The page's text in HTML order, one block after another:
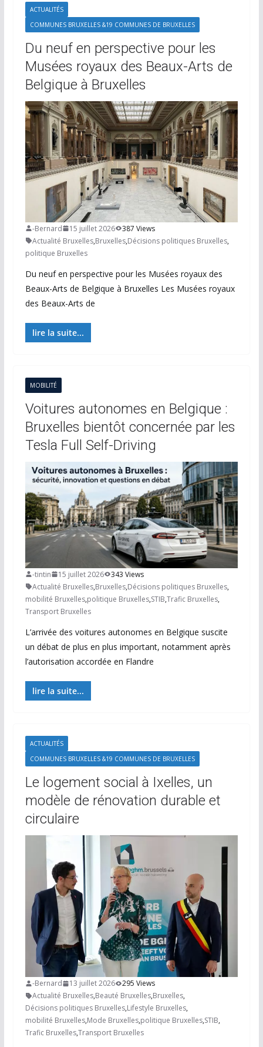
ACTUALITÉS
COMMUNES BRUXELLES &19 COMMUNES DE BRUXELLES
Du neuf en perspective pour les
Musées royaux des Beaux-Arts de
Belgique à Bruxelles
-Bernard 15 juillet 2026
387 Views
Actualité Bruxelles,Bruxelles,Décisions politiques Bruxelles,
politique Bruxelles
Du neuf en perspective pour les Musées royaux des
Beaux-Arts de Belgique à Bruxelles Les Musées royaux
des Beaux-Arts de
lire la suite...
MOBILITÉ
Voitures autonomes en Belgique :
Bruxelles bientôt concernée par les
Tesla Full Self-Driving
-tintin 15 juillet 2026
343 Views
Actualité Bruxelles,Bruxelles,Décisions politiques Bruxelles,
mobilité Bruxelles,politique Bruxelles,STIB,Trafic Bruxelles,
Transport Bruxelles
L’arrivée des voitures autonomes en Belgique suscite
un débat de plus en plus important, notamment après
l’autorisation accordée en Flandre
lire la suite...
ACTUALITÉS
COMMUNES BRUXELLES &19 COMMUNES DE BRUXELLES
Le logement social à Ixelles, un
modèle de rénovation durable et
circulaire
-Bernard 13 juillet 2026
295 Views
Actualité Bruxelles,Beauté Bruxelles,Bruxelles,
Décisions politiques Bruxelles,Lifestyle Bruxelles,
mobilité Bruxelles,Mode Bruxelles,politique Bruxelles,STIB,
Trafic Bruxelles,Transport Bruxelles